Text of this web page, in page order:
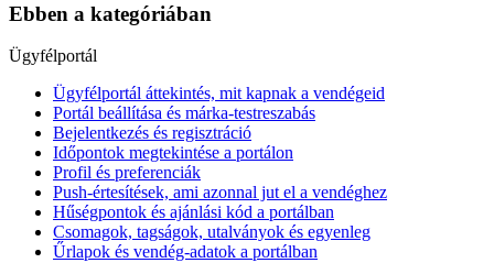
Ebben a kategóriában
Ügyfélportál
Ügyfélportál áttekintés, mit kapnak a vendégeid
Portál beállítása és márka-testreszabás
Bejelentkezés és regisztráció
Időpontok megtekintése a portálon
Profil és preferenciák
Push-értesítések, ami azonnal jut el a vendéghez
Hűségpontok és ajánlási kód a portálban
Csomagok, tagságok, utalványok és egyenleg
Űrlapok és vendég-adatok a portálban